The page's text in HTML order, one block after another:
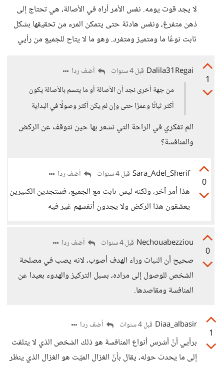
لا يجد قوت يومه. نفس الأمر أراه في الأصالة، هي تحتاج إلى
ذهن متفرغ، ونفس هادئة حتى يتمكن المرء من تحقيقها بشكل
ثابت نوعًا ما ومتميز ومتفرد. وهو ما لا يتاح للجميع من رأيي
1
Dalila31Regai قبل 4 سنوات
أضف ردا
من جهة أخرى نجد أن الأصالة أو ما يتسم بالأصالة يكون
أكثر ثباتًا وعمرًا حتى وإن لم يكن أكثر وصولًا في البداية
الم تفكري في الراحة التي نشعر بها حين نتوقف عن الركض
والمنافسة؟
0
Sara_Adel_Sherif قبل 4 سنوات أضف ردا
هذا أمر آخر، ولكنه ليس ثابت مع الجميع، فستجدين الكثيرين
يعشقون هذا الركض ولا يجدون أنفسهم غير فيه
0
Nechouabezziou قبل 4 سنوات أضف ردا
صحيح أن الثبات وراء الهدف أصوب، لانه يصب في مصلحة
الشخص للوصول إلى مراده، بسبل التركيز والهدوء بعيدا عن
المنافسة ومقاصدها.
1
Diaa_albasir قبل 4 سنوات أضف ردا
برأيي أنّ أشرس أنواع المنافسة هو ذلك الشخص الذي لا يتلفت
إلى ما يحدث حوله، يقال بأنّ الغزال الميّت هو الغزال الذي ينظر